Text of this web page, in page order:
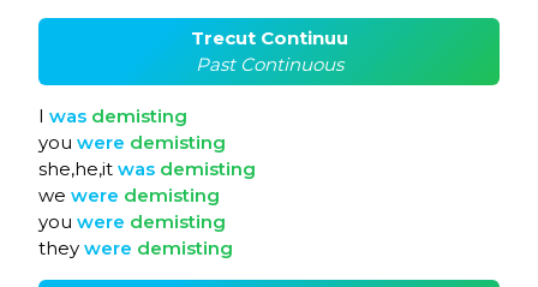
Trecut Continuu
Past Continuous
I was demisting
you were demisting
she,he,it was demisting
we were demisting
you were demisting
they were demisting